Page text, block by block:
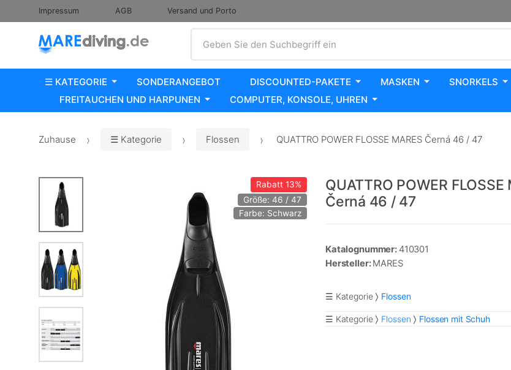
Impressum AGB Versand und Porto
Geben Sie den Suchbegriff ein
☰ KATEGORIE SONDERANGEBOT DISCOUNTED-PAKETE MASKEN SNORKELS
FREITAUCHEN UND HARPUNEN
COMPUTER, KONSOLE, UHREN
Zuhause ☰ Kategorie Flossen QUATTRO POWER FLOSSE MARES Černá 46 / 47
Rabatt13%
Größe: 46 / 47
Farbe: Schwarz
QUATTRO POWER FLOSSE
Černá 46 / 47
Katalognummer: 410301
Hersteller:MARES
☰ Kategorie Flossen
☰ Kategorie Flossen Flossen mit Schuh